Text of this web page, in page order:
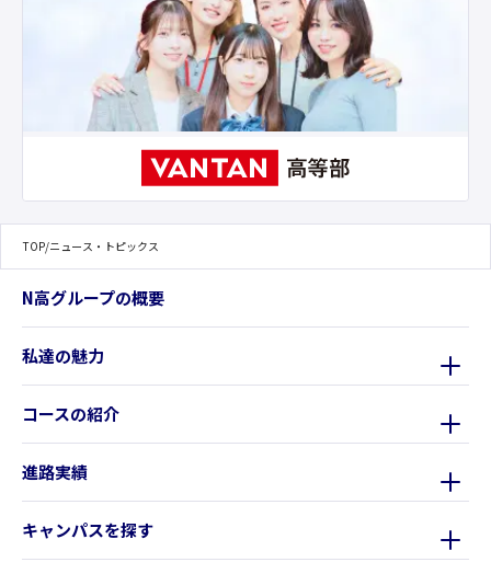
TOP/ニュース・トピックス
N高グループの概要
私達の魅力
コースの紹介
進路実績
キャンパスを探す